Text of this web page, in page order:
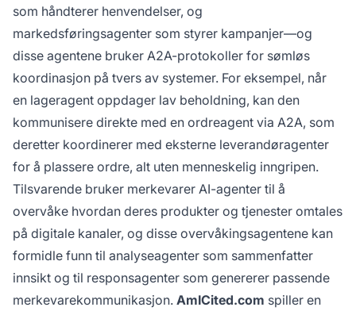
som håndterer henvendelser, og
markedsføringsagenter som styrer kampanjer—og
disse agentene bruker A2A-protokoller for sømløs
koordinasjon på tvers av systemer. For eksempel, når
en lageragent oppdager lav beholdning, kan den
kommunisere direkte med en ordreagent via A2A, som
deretter koordinerer med eksterne leverandøragenter
for å plassere ordre, alt uten menneskelig inngripen.
Tilsvarende bruker merkevarer AI-agenter til å
overvåke hvordan deres produkter og tjenester omtales
på digitale kanaler, og disse overvåkingsagentene kan
formidle funn til analyseagenter som sammenfatter
innsikt og til responsagenter som genererer passende
merkevarekommunikasjon. AmICited.com spiller en